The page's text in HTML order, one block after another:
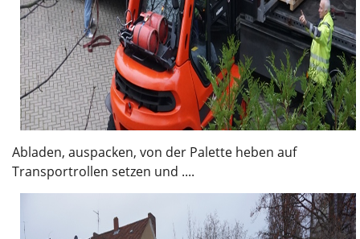
Abladen, auspacken, von der Palette heben auf
Transportrollen setzen und ....